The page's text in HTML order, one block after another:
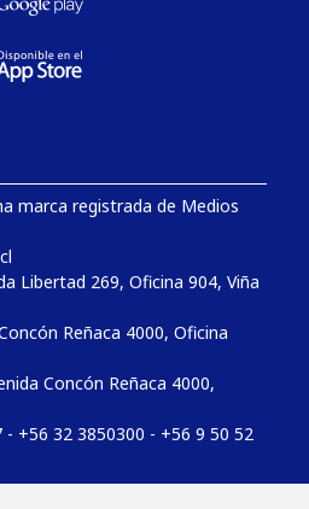
marca registrada de Medios
Libertad 269, Oficina 904, Viña
Reñaca 4000, Oficina
Concón Reñaca 4000,
- +56 32 3850300 - +56 9 50 52